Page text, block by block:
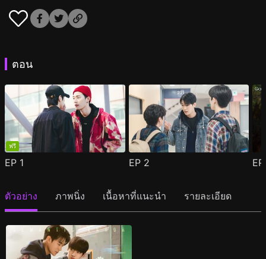
ตอน
ฟรี
EP 1 EP 2
ตัวอย่าง ภาพนิ่ง เนื้อหาที่แนะนำ รายละเอียด